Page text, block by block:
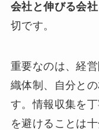
会社と伸びる会
切です。
重要なのは、経
織体制、自分と
す。情報収集を
を避けることは